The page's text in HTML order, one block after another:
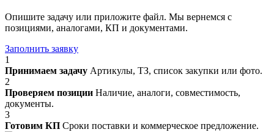
Опишите задачу или приложите файл. Мы вернемся с
позициями, аналогами, КП и документами.
Заполнить заявку
1
Принимаем задачу Артикулы, ТЗ, список закупки или фото.
2
Проверяем позиции Наличие, аналоги, совместимость,
документы.
3
Готовим КП Сроки поставки и коммерческое предложение.